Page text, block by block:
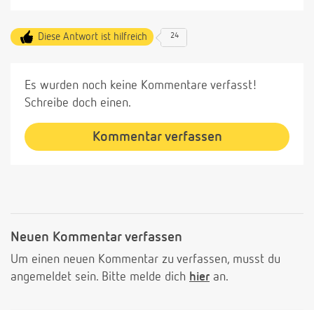
Diese Antwort ist hilfreich 24
Es wurden noch keine Kommentare verfasst!
Schreibe doch einen.
Kommentar verfassen
Neuen Kommentar verfassen
Um einen neuen Kommentar zu verfassen, musst du
angemeldet sein. Bitte melde dich hier an.